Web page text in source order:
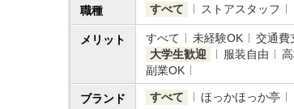
職種 すべて ストアスタッフ
メリット すべて 未経験OK 交通費
大学生歓迎
服装自由
副業OK
ブランド すべて ほっかほっか亭